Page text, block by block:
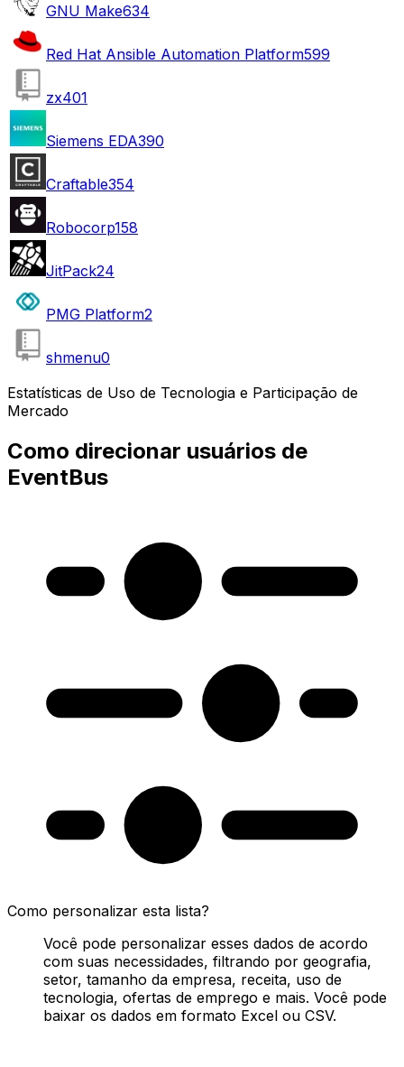
GNU Make634
Red Hat Ansible Automation Platform599
zx401
Siemens EDA390
Craftable354
Robocorp158
JitPack24
PMG Platform2
shmenu0
Estatísticas de Uso de Tecnologia e Participação de
Mercado
Como direcionar usuários de
EventBus
Como personalizar esta lista?
Você pode personalizar esses dados de acordo
com suas necessidades, filtrando por geografia,
setor, tamanho da empresa, receita, uso de
tecnologia, ofertas de emprego e mais. Você pode
baixar os dados em formato Excel ou CSV.